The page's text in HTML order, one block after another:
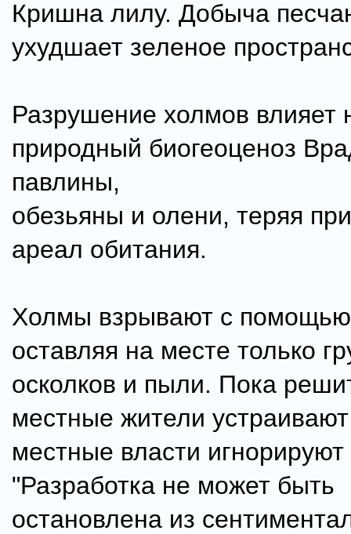
Кришна лилу. Добыча
ухудшает зеленое
Разрушение холмов влияет
природный биогеоценоз
павлины,
обезьяны и олени, теряя
ареал обитания.
Холмы взрывают с
оставляя на месте только
осколков и пыли. Пока
местные жители
местные власти
"Разработка не может быть
остановлена из